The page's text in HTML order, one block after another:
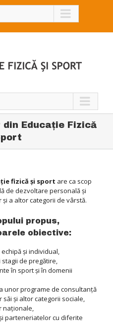
Educaţie Fizică
fizică şi sport are ca scop
de dezvoltare personală şi
a altor categorii de vârstă.
propus,
obiective:
şi individual,
de pregătire,
în sport şi în domenii
unor programe de consultanţă
şi altor categorii sociale,
naţionale,
parteneriatelor cu diferite